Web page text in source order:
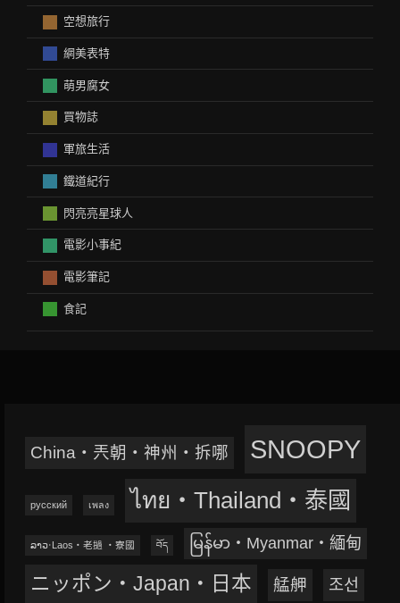
空想旅行
網美表特
萌男腐女
買物誌
軍旅生活
鐵道紀行
閃亮亮星球人
電影小事紀
電影筆記
食記
China‧兲朝‧神州‧拆哪 SNOOPY
русский เพลง ไทย‧Thailand‧泰國
ລາວ‧Laos‧老撾 ‧寮國 བོད မြန်မာ‧Myanmar‧緬甸
ニッポン‧Japan‧日本 艋舺 조선